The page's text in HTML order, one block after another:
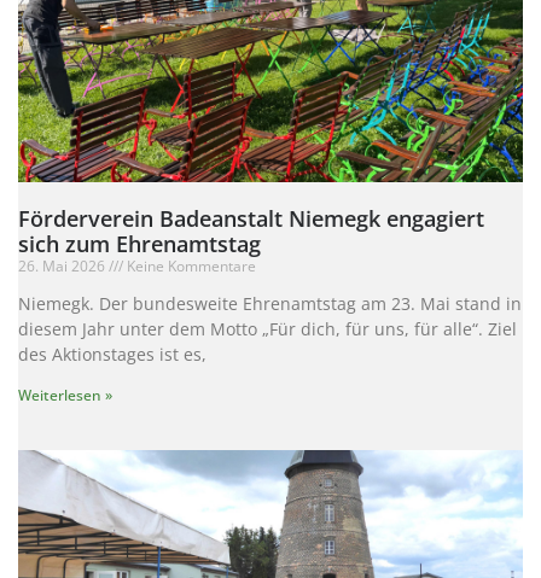
Förderverein Badeanstalt Niemegk engagiert
sich zum Ehrenamtstag
26. Mai 2026 Keine Kommentare
Niemegk. Der bundesweite Ehrenamtstag am 23. Mai stand in
diesem Jahr unter dem Motto „Für dich, für uns, für alle“. Ziel
des Aktionstages ist es,
Weiterlesen »